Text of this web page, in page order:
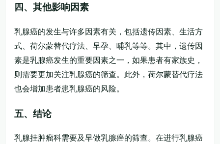
四、其他影响因素
乳腺癌的发生与许多因素有关，包括遗传因素、生活方
式、荷尔蒙替代疗法、早孕、哺乳等等。其中，遗传因
素是乳腺癌发生的重要因素之一，如果患者有家族史，
则需要更加关注乳腺癌的筛查。此外，荷尔蒙替代疗法
也会增加患者患乳腺癌的风险。
五、结论
乳腺挂肿瘤科需要及早做乳腺癌的筛查。在进行乳腺癌